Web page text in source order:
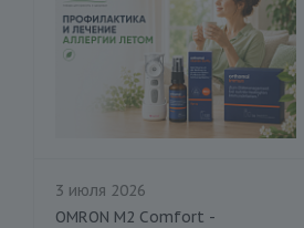
3 июля 2026
OMRON M2 Comfort -